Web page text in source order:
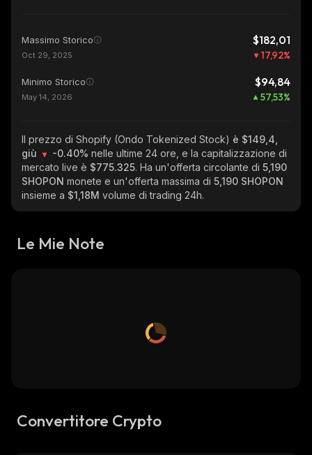
Massimo Storico $182,01
Oct 29, 2025 17,92%
Minimo Storico $94,84
May 14, 2026 57,53%
Il prezzo di Shopify (Ondo Tokenized Stock) è $149,4,
giù
-0.40% nelle ultime 24 ore, e la capitalizzazione di
mercato live è $775.325. Ha un'offerta circolante di 5,190
SHOPON monete e un'offerta massima di 5,190 SHOPON
insieme a $1,18M volume di trading 24h.
Le Mie Note
Convertitore Crypto